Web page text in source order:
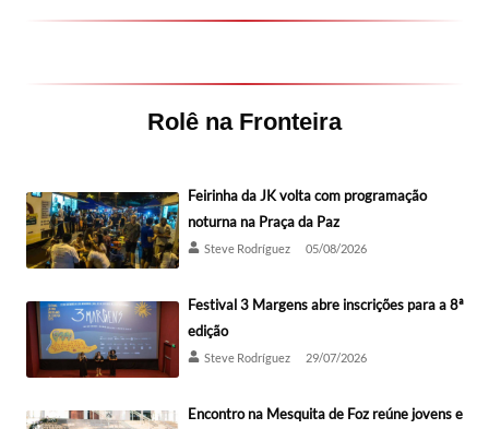
Rolê na Fronteira
Feirinha da JK volta com programação
noturna na Praça da Paz
Steve Rodríguez 05/08/2026
Festival 3 Margens abre inscrições para a 8ª
edição
Steve Rodríguez 29/07/2026
Encontro na Mesquita de Foz reúne jovens e